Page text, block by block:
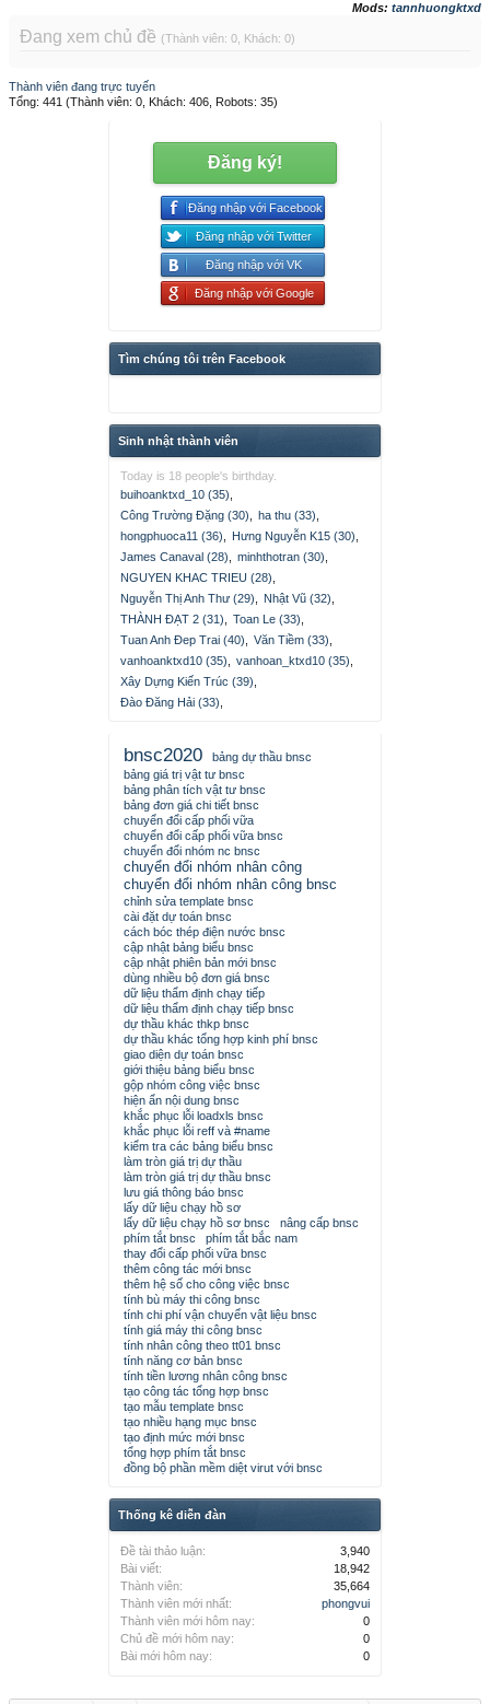
Mods: tannhuongktxd
Đang xem chủ đề (Thành viên: 0, Khách: 0)
Thành viên đang trực tuyến
Tổng: 441 (Thành viên: 0, Khách: 406, Robots: 35)
Đăng ký!
Đăng nhập với Facebook
Đăng nhập với Twitter
Đăng nhập với VK
Đăng nhập với Google
Tìm chúng tôi trên Facebook
Sinh nhật thành viên
Today is 18 people's birthday.
buihoanktxd_10 (35)
Công Trường Đặng (30)
ha thu (33)
hongphuoca11 (36)
Hưng Nguyễn K15 (30)
James Canaval (28)
minhthotran (30)
NGUYEN KHAC TRIEU (28)
Nguyễn Thị Anh Thư (29)
Nhật Vũ (32)
THÀNH ĐẠT 2 (31)
Toan Le (33)
Tuan Anh Đep Trai (40)
Văn Tiềm (33)
vanhoanktxd10 (35)
vanhoan_ktxd10 (35)
Xây Dựng Kiến Trúc (39)
Đào Đăng Hải (33)
bnsc2020
bảng dự thầu bnsc
bảng giá trị vật tư bnsc
bảng phân tích vật tư bnsc
bảng đơn giá chi tiết bnsc
chuyển đổi cấp phối vữa
chuyển đổi cấp phối vữa bnsc
chuyển đổi nhóm nc bnsc
chuyển đổi nhóm nhân công
chuyển đổi nhóm nhân công bnsc
chỉnh sửa template bnsc
cài đặt dự toán bnsc
cách bóc thép điện nước bnsc
cập nhật bảng biểu bnsc
cập nhật phiên bản mới bnsc
dùng nhiều bộ đơn giá bnsc
dữ liệu thẩm định chạy tiếp
dữ liệu thẩm định chạy tiếp bnsc
dự thầu khác thkp bnsc
dự thầu khác tổng hợp kinh phí bnsc
giao diện dự toán bnsc
giới thiệu bảng biểu bnsc
gộp nhóm công việc bnsc
hiện ẩn nội dung bnsc
khắc phục lỗi loadxls bnsc
khắc phục lỗi reff và #name
kiểm tra các bảng biểu bnsc
làm tròn giá trị dự thầu
làm tròn giá trị dự thầu bnsc
lưu giá thông báo bnsc
lấy dữ liệu chạy hồ sơ
lấy dữ liệu chạy hồ sơ bnsc
nâng cấp bnsc
phím tắt bnsc
phím tắt bắc nam
thay đổi cấp phối vữa bnsc
thêm công tác mới bnsc
thêm hệ số cho công việc bnsc
tính bù máy thi công bnsc
tính chi phí vận chuyển vật liệu bnsc
tính giá máy thi công bnsc
tính nhân công theo tt01 bnsc
tính năng cơ bản bnsc
tính tiền lương nhân công bnsc
tạo công tác tổng hợp bnsc
tạo mẫu template bnsc
tạo nhiều hạng mục bnsc
tạo định mức mới bnsc
tổng hợp phím tắt bnsc
đồng bộ phần mềm diệt virut với bnsc
Thống kê diễn đàn
Đề tài thảo luận:
3,940
Bài viết:
18,942
Thành viên:
35,664
Thành viên mới nhất:
phongvui
Thành viên mới hôm nay:
0
Chủ đề mới hôm nay:
0
Bài mới hôm nay:
0